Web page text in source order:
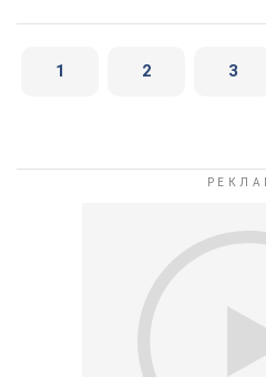
1 2 3